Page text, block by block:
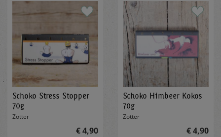
Schoko Stress Stopper
70g
Zotter
€ 4,90
Schoko Himbeer Kokos
70g
Zotter
€ 4,90